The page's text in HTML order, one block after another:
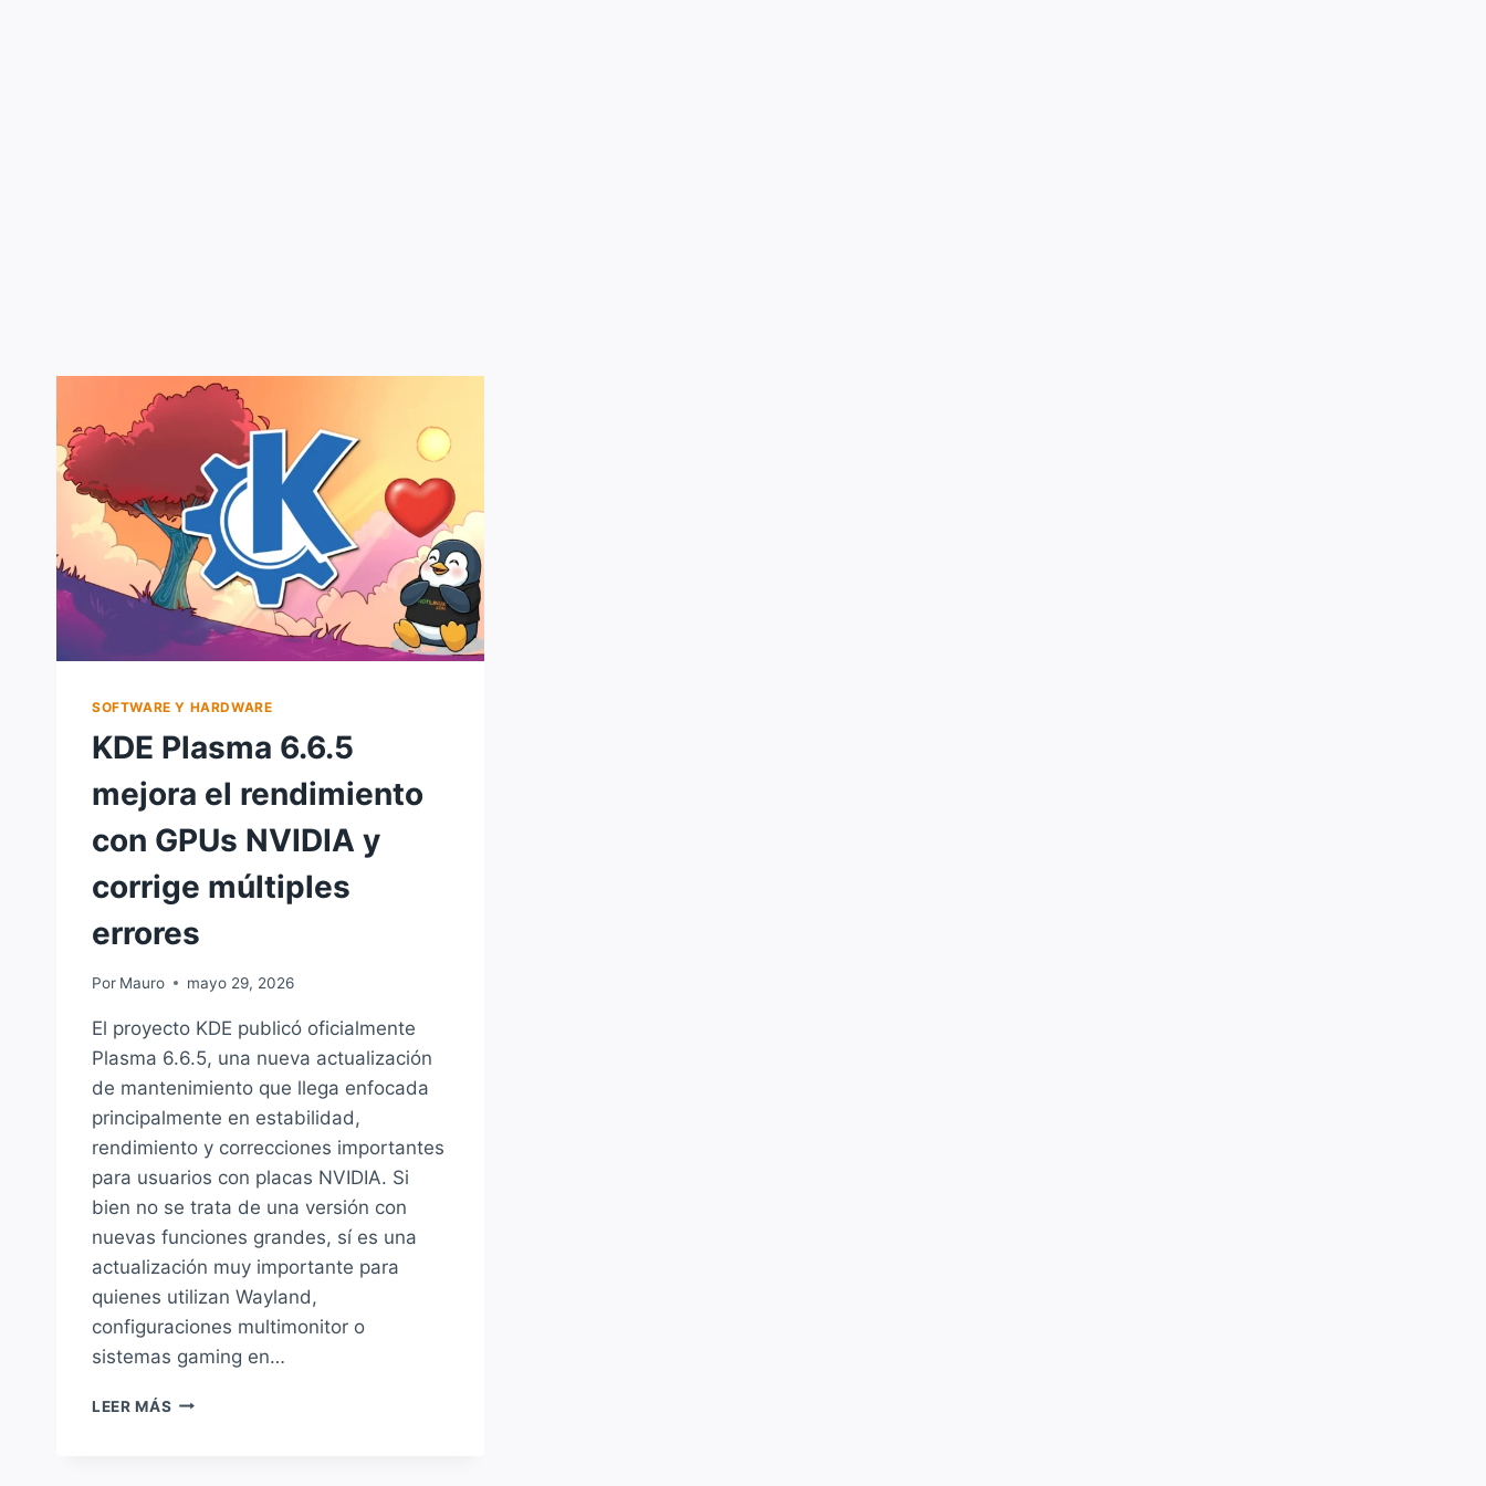
SOFTWARE Y HARDWARE
KDE Plasma 6.6.5
mejora el rendimiento
con GPUs NVIDIA y
corrige múltiples
errores
Por Mauro mayo 29, 2026
El proyecto KDE publicó oficialmente
Plasma 6.6.5, una nueva actualización
de mantenimiento que llega enfocada
principalmente en estabilidad,
rendimiento y correcciones importantes
para usuarios con placas NVIDIA. Si
bien no se trata de una versión con
nuevas funciones grandes, sí es una
actualización muy importante para
quienes utilizan Wayland,
configuraciones multimonitor o
sistemas gaming en…
LEER MÁS KDE